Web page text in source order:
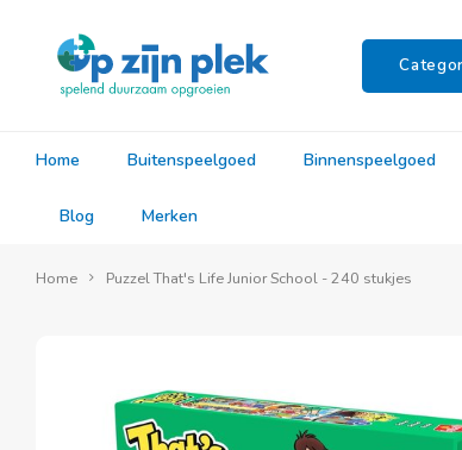
Home Buitenspeelgoed Binnenspeelgoed
Blog Merken
Home Puzzel That's Life Junior School - 240 stukjes